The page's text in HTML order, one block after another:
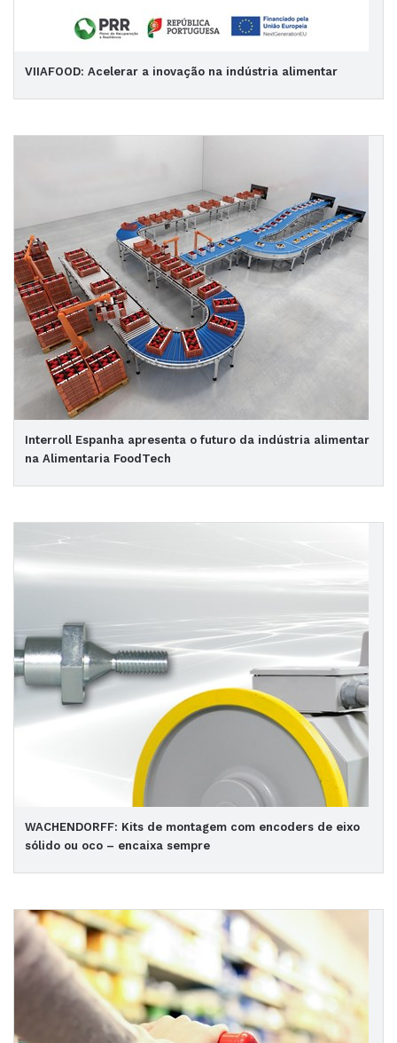
VIIAFOOD: Acelerar a inovação na indústria alimentar
Interroll Espanha apresenta o futuro da indústria alimentar
na Alimentaria FoodTech
WACHENDORFF: Kits de montagem com encoders de eixo
sólido ou oco – encaixa sempre